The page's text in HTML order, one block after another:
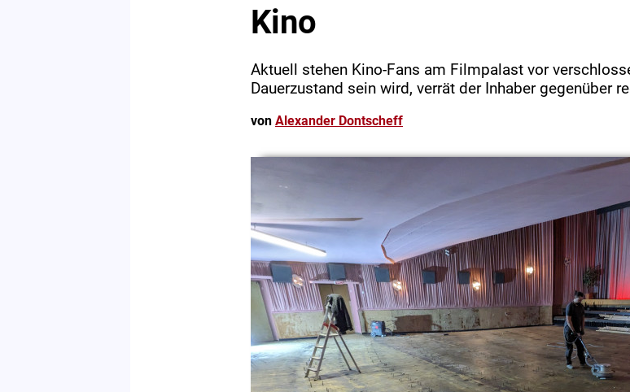
Kino
Aktuell stehen Kino-Fans am Filmpalast vor
Dauerzustand sein wird, verrät der Inhaber gegenüber
von Alexander Dontscheff